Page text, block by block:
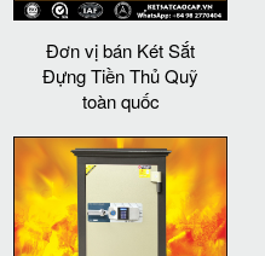
Đơn vị bán Két Sắt
Đựng Tiền Thủ Quỹ
toàn quốc